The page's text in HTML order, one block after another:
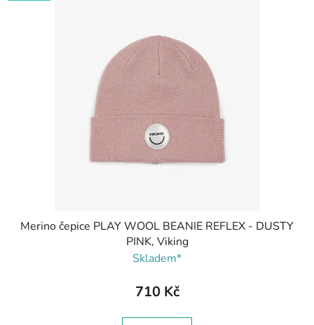
Merino čepice PLAY WOOL BEANIE REFLEX - DUSTY
PINK, Viking
Skladem*
710 Kč